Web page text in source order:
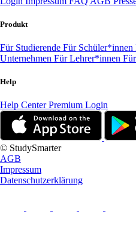
Produkt
Für Studierende Für Schüler*innen
Unternehmen Für Lehrer*innen
Help
Help CenterPremium Login
© StudySmarter
AGB
Impressum
Datenschutzerklärung